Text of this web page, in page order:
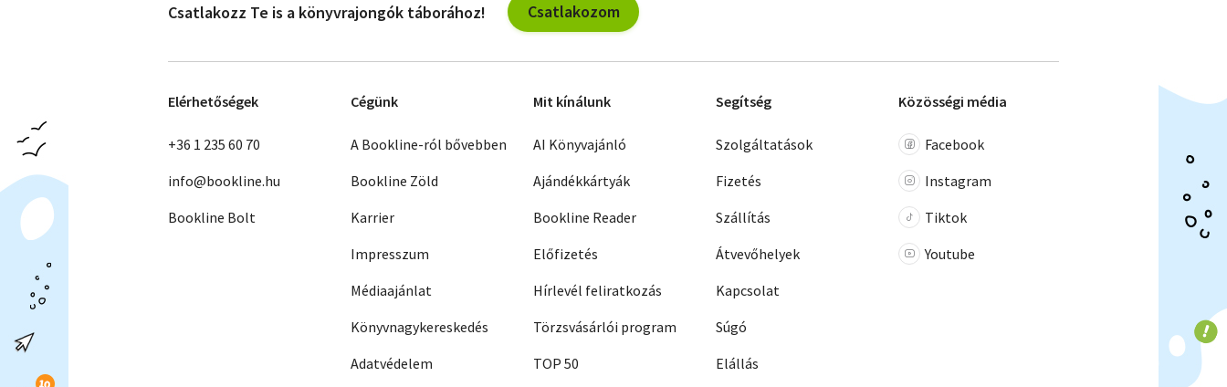
Csatlakozz Te is a könyvrajongók táborához! Csatlakozom
Elérhetőségek
+36 1 235 60 70
info@bookline.hu
Bookline Bolt
Cégünk
A Bookline-ról bővebben
Bookline Zöld
Karrier
Impresszum
Médiaajánlat
Könyvnagykereskedés
Adatvédelem
Mit kínálunk
AI Könyvajánló
Ajándékkártyák
Bookline Reader
Előfizetés
Hírlevél feliratkozás
Törzsvásárlói program
TOP 50
Segítség
Szolgáltatások
Fizetés
Szállítás
Átvevőhelyek
Kapcsolat
Súgó
Elállás
Közösségi média
Facebook
Instagram
Tiktok
Youtube